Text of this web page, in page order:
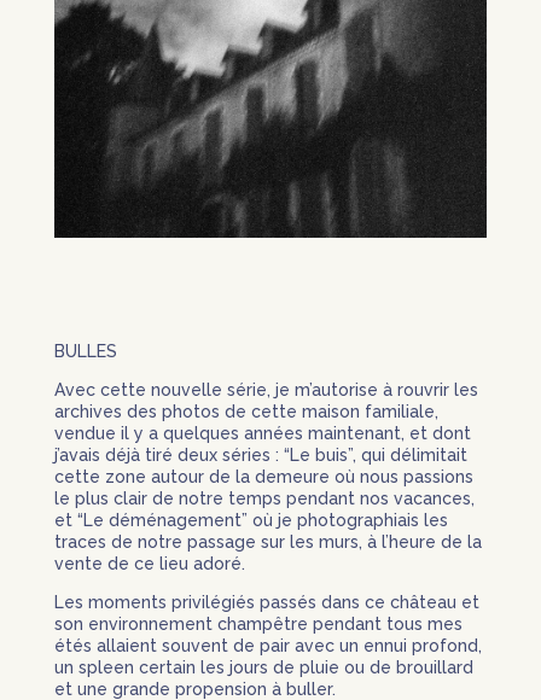
BULLES
Avec cette nouvelle série, je m’autorise à rouvrir les
archives des photos de cette maison familiale,
vendue il y a quelques années maintenant, et dont
j’avais déjà tiré deux séries : “Le buis”, qui délimitait
cette zone autour de la demeure où nous passions
le plus clair de notre temps pendant nos vacances,
et “Le déménagement” où je photographiais les
traces de notre passage sur les murs, à l’heure de la
vente de ce lieu adoré.
Les moments privilégiés passés dans ce château et
son environnement champêtre pendant tous mes
étés allaient souvent de pair avec un ennui profond,
un spleen certain les jours de pluie ou de brouillard
et une grande propension à buller.